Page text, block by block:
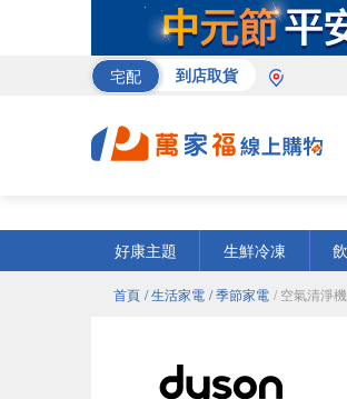
宅配 到店取貨
好康主題
生鮮冷凍
首頁 / 生活家電 / 季節家電 / 空氣清淨機